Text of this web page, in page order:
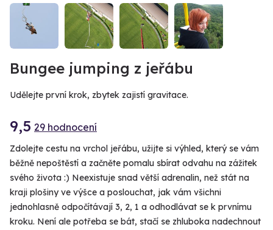
Bungee jumping z jeřábu
Udělejte první krok, zbytek zajistí gravitace.
9,5 29 hodnocení
Zdolejte cestu na vrchol jeřábu, užijte si výhled, který se vám
běžně nepoštěstí a začněte pomalu sbírat odvahu na zážitek
svého života :) Neexistuje snad větší adrenalin, než stát na
kraji plošiny ve výšce a poslouchat, jak vám všichni
jednohlasně odpočítávají 3, 2, 1 a odhodlávat se k prvnímu
kroku. Není ale potřeba se bát, stačí se zhluboka nadechnout